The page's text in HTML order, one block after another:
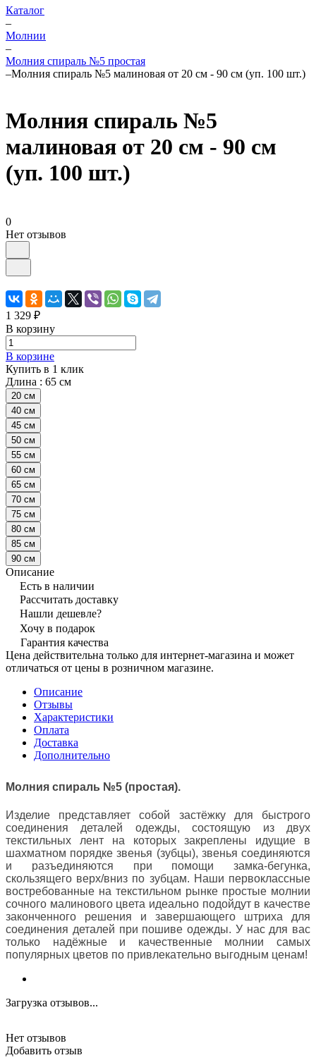
Каталог
–
Молнии
–
Молния спираль №5 простая
–Молния спираль №5 малиновая от 20 см - 90 см (уп. 100 шт.)
Молния спираль №5
малиновая от 20 см - 90 см
(уп. 100 шт.)
0
Нет отзывов
1 329 ₽
В корзину
В корзине
Купить в 1 клик
Длина : 65 см
20 см
40 см
45 см
50 см
55 см
60 см
65 см
70 см
75 см
80 см
85 см
90 см
Описание
Есть в наличии
Рассчитать доставку
Нашли дешевле?
Хочу в подарок
Гарантия качества
Цена действительна только для интернет-магазина и может
отличаться от цены в розничном магазине.
Описание
Отзывы
Характеристики
Оплата
Доставка
Дополнительно
Молния спираль №5 (простая).
Изделие представляет собой застёжку для быстрого
соединения деталей одежды, состоящую из двух
текстильных лент на которых закреплены идущие в
шахматном порядке звенья (зубцы), звенья соединяются
и разъединяются при помощи замка-бегунка,
скользящего верх/вниз по зубцам. Наши первоклассные
востребованные на текстильном рынке простые молнии
сочного малинового цвета идеально подойдут в качестве
законченного решения и завершающего штриха для
соединения деталей при пошиве одежды. У нас для вас
только надёжные и качественные молнии самых
популярных цветов по привлекательно выгодным ценам!
Загрузка отзывов...
Нет отзывов
Добавить отзыв